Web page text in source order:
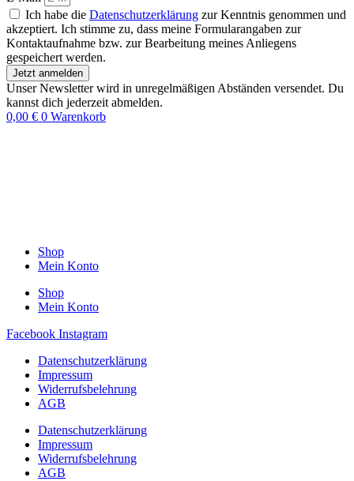
Ich habe die Datenschutzerklärung zur Kenntnis genommen und
akzeptiert. Ich stimme zu, dass meine Formularangaben zur
Kontaktaufnahme bzw. zur Bearbeitung meines Anliegens
gespeichert werden.
Jetzt anmelden
Unser Newsletter wird in unregelmäßigen Abständen versendet. Du
kannst dich jederzeit abmelden.
0,00 € 0 Warenkorb
Shop
Mein Konto
Shop
Mein Konto
Facebook Instagram
Datenschutzerklärung
Impressum
Widerrufsbelehrung
AGB
Datenschutzerklärung
Impressum
Widerrufsbelehrung
AGB